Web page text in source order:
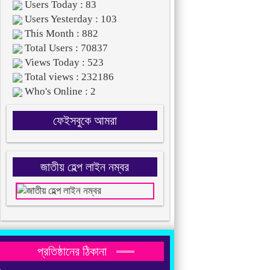
Users Today : 83
Users Yesterday : 103
This Month : 882
Total Users : 70837
Views Today : 523
Total views : 232186
Who's Online : 2
ফেইসবুকে আমরা
জাতীয় হেল্প লাইন নম্বর
প্রতিষ্ঠানের ঠিকানা